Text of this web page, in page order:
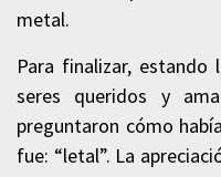
metal.
Para finalizar, estando
seres queridos y
preguntaron cómo
fue: “letal”. La